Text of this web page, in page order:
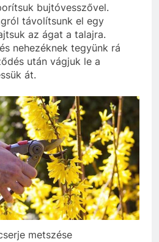
bujtóvesszővel.
távolítsunk el egy
az ágat a talajra.
nehezéknek tegyünk rá
után vágjuk le a
át.
metszése